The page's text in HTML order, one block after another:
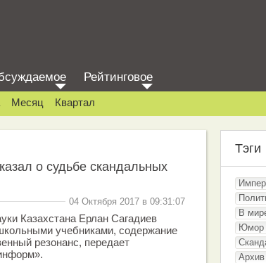
Рейтинговое
Месяц Квартал
о судьбе скандальных
04 Октября 2017 в 09:31:07
Казахстана Ерлан Сагадиев
учебниками, содержание
резонанс, передает
Тэги
В
Юмор
Архив